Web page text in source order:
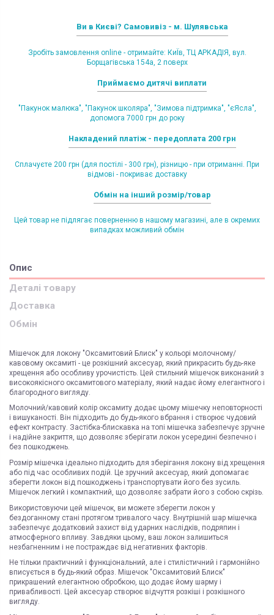
Ви в Києві? Самовивіз - м. Шулявська
Зробіть замовлення online - отримайте: КиЇв, ТЦ АРКАДІЯ, вул.
Борщагівська 154а, 2 поверх
Приймаємо дитячі виплати
"Пакунок малюка", "Пакунок школяра", "Зимова підтримка", "єЯсла",
допомога 7000 грн до року
Накладений платіж - передоплата 200 грн
Сплачуєте 200 грн (для постілі - 300 грн), різницю - при отриманні. При
відмові - покриває доставку
Обмін на інший розмір/товар
Цей товар не підлягає поверненню в нашому магазині, але в окремих
випадках можливий обмін
Опис
Деталі товару
Доставка
Обмін
Мішечок для локону "Оксамитовий Блиск" у кольорі молочному/
кавовому оксамиті - це розкішний аксесуар, який прикрасить будь-яке
хрещення або особливу урочистість. Цей стильний мішечок виконаний з
високоякісного оксамитового матеріалу, який надає йому елегантного і
благородного вигляду.
Молочний/кавовий колір оксамиту додає цьому мішечку неповторності
і вишуканості. Він підходить до будь-якого вбрання і створює чудовий
ефект контрасту. Застібка-блискавка на топі мішечка забезпечує зручне
і надійне закриття, що дозволяє зберігати локон усередині безпечно і
без пошкоджень.
Розмір мішечка ідеально підходить для зберігання локону від хрещення
або під час особливих подій. Це зручний аксесуар, який допомагає
зберегти локон від пошкоджень і транспортувати його без зусиль.
Мішечок легкий і компактний, що дозволяє забрати його з собою скрізь.
Використовуючи цей мішечок, ви можете зберегти локон у
бездоганному стані протягом тривалого часу. Внутрішній шар мішечка
забезпечує додатковий захист від ударних наслідків, подряпин і
атмосферного впливу. Завдяки цьому, ваш локон залишиться
незбагненним і не постраждає від негативних факторів.
Не тільки практичний і функціональний, але і стилістичний і гармонійно
вписується в будь-який образ. Мішечок "Оксамитовий Блиск"
прикрашений елегантною обробкою, що додає йому шарму і
привабливості. Цей аксесуар створює відчуття розкіші і розкішного
вигляду.